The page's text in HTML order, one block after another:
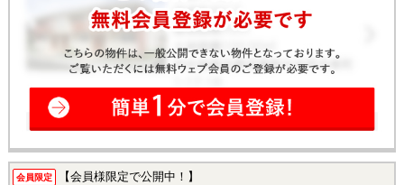
会員限定 【会員様限定で公開中！】